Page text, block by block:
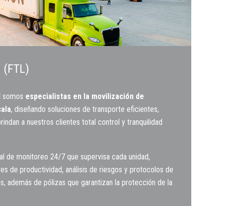
somos especialistas en la movilización de
, diseñando soluciones de transporte eficientes,
a nuestros clientes total control y tranquilidad
de monitoreo 24/7 que supervisa cada unidad,
de productividad, análisis de riesgos y protocolos de
además de pólizas que garantizan la protección de la